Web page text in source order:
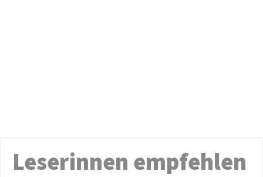
Leserinnen empfehlen